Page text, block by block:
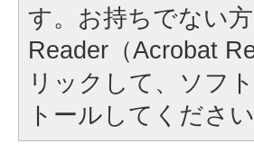
す。お持ちでない
Reader（Acrobat
リックして、ソフ
トールしてください